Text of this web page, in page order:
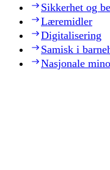
Sikkerhet og
Læremidler
Digitalisering
Samisk i
Nasjonale